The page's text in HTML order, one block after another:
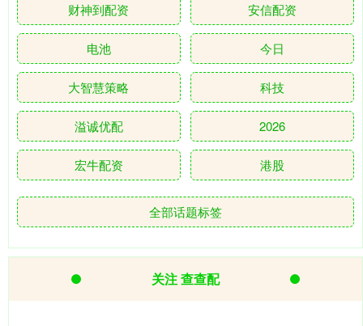
财神到配资 安信配资
电池 今日
大智慧策略 科技
溢诚优配 2026
宏牛配资 港股
全部话题标签
关注 查查配